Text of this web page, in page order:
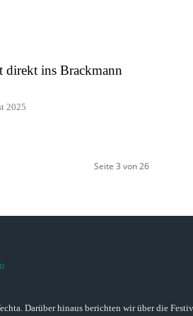
ins Brackmann
2025
Seite 3 von 26
Darüber hinaus berichten wir über die